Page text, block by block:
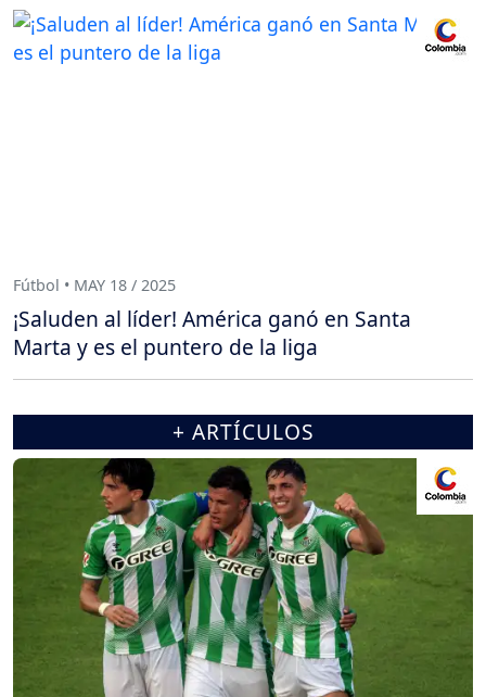
Fútbol • MAY 18 / 2025
¡Saluden al líder! América ganó en Santa
Marta y es el puntero de la liga
+ ARTÍCULOS